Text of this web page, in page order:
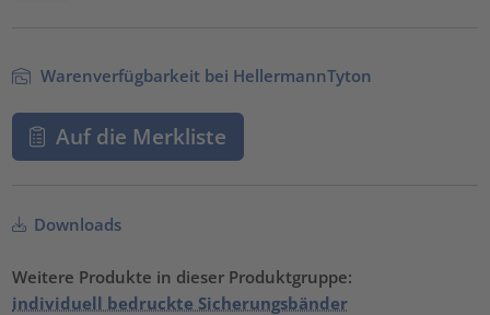
Warenverfügbarkeit bei HellermannTyton
Auf die Merkliste
Downloads
Weitere Produkte in dieser Produktgruppe:
individuell bedruckte Sicherungsbänder